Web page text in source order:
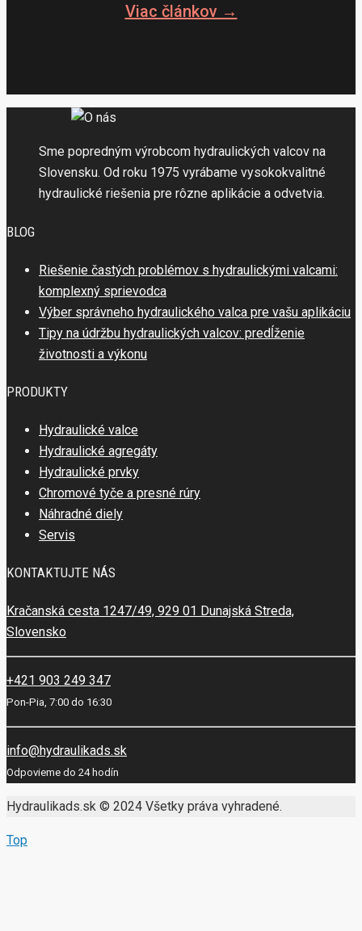
Viac článkov →
Sme popredným výrobcom hydraulických valcov na
Slovensku. Od roku 1975 vyrábame vysokokvalitné
hydraulické riešenia pre rôzne aplikácie a odvetvia.
BLOG
Riešenie častých problémov s hydraulickými valcami:
komplexný sprievodca
Výber správneho hydraulického valca pre vašu aplikáciu
Tipy na údržbu hydraulických valcov: predĺženie
životnosti a výkonu
PRODUKTY
Hydraulické valce
Hydraulické agregáty
Hydraulické prvky
Chromové tyče a presné rúry
Náhradné diely
Servis
KONTAKTUJTE NÁS
Kračanská cesta 1247/49, 929 01 Dunajská Streda,
Slovensko
+421 903 249 347
Pon-Pia, 7:00 do 16:30
info@hydraulikads.sk
Odpovieme do 24 hodín
Hydraulikads.sk © 2024 Všetky práva vyhradené.
Top